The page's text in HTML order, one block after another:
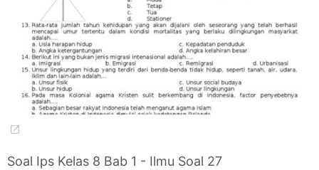
Soal Ips Kelas 8 Bab 1 - Ilmu Soal 27